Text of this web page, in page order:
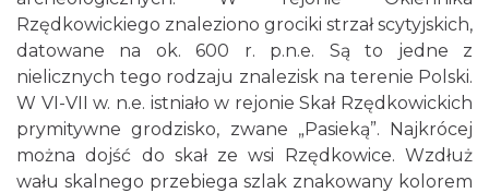
Rzędkowickiego znaleziono grociki strzał scytyjskich,
datowane na ok. 600 r. p.n.e. Są to jedne z
nielicznych tego rodzaju znalezisk na terenie Polski.
W VI-VII w. n.e. istniało w rejonie Skał Rzędkowickich
prymitywne grodzisko, zwane „Pasieką”. Najkrócej
można dojść do skał ze wsi Rzędkowice. Wzdłuż
wału skalnego przebiega szlak znakowany kolorem